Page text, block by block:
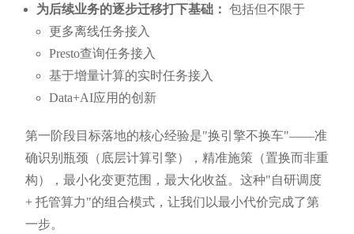
为后续业务的逐步迁移打下基础： 包括但不限于
更多离线任务接入
Presto查询任务接入
基于增量计算的实时任务接入
Data+AI应用的创新
第一阶段目标落地的核心经验是"换引擎不换车"——准
确识别瓶颈（底层计算引擎），精准施策（置换而非重
构），最小化变更范围，最大化收益。这种"自研调度
+ 托管算力"的组合模式，让我们以最小代价完成了第
一步。